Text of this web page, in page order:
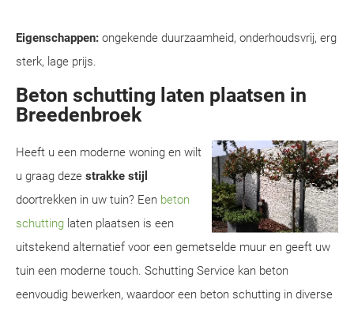
Eigenschappen: ongekende duurzaamheid, onderhoudsvrij, erg
sterk, lage prijs.
Beton schutting laten plaatsen in
Breedenbroek
Heeft u een moderne woning en wilt
u graag deze strakke stijl
doortrekken in uw tuin? Een beton
schutting laten plaatsen is een
uitstekend alternatief voor een gemetselde muur en geeft uw
tuin een moderne touch. Schutting Service kan beton
eenvoudig bewerken, waardoor een beton schutting in diverse